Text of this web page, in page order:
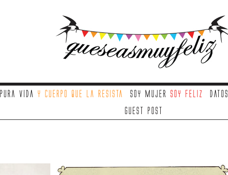
Pura vida y cuerpo que la resista Soy mujer soy feliz Datos
Guest Post